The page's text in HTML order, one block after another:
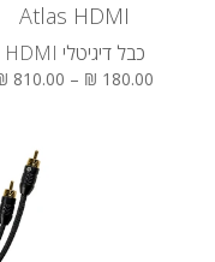
Atlas HDMI
כבל דיגיטלי HDMI
180.00 ₪ – 810.00 ₪